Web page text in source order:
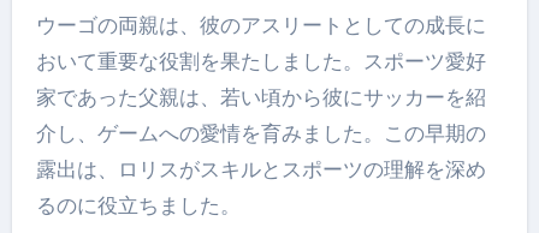
ウーゴの両親は、彼のアスリートとしての成長に
おいて重要な役割を果たしました。スポーツ愛好
家であった父親は、若い頃から彼にサッカーを紹
介し、ゲームへの愛情を育みました。この早期の
露出は、ロリスがスキルとスポーツの理解を深め
るのに役立ちました。